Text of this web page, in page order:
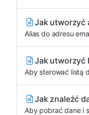
Jak utworzyć
Alias do adresu
Jak utworzyć
Aby sterować listą
Jak znaleźć
Aby pobrać dane i